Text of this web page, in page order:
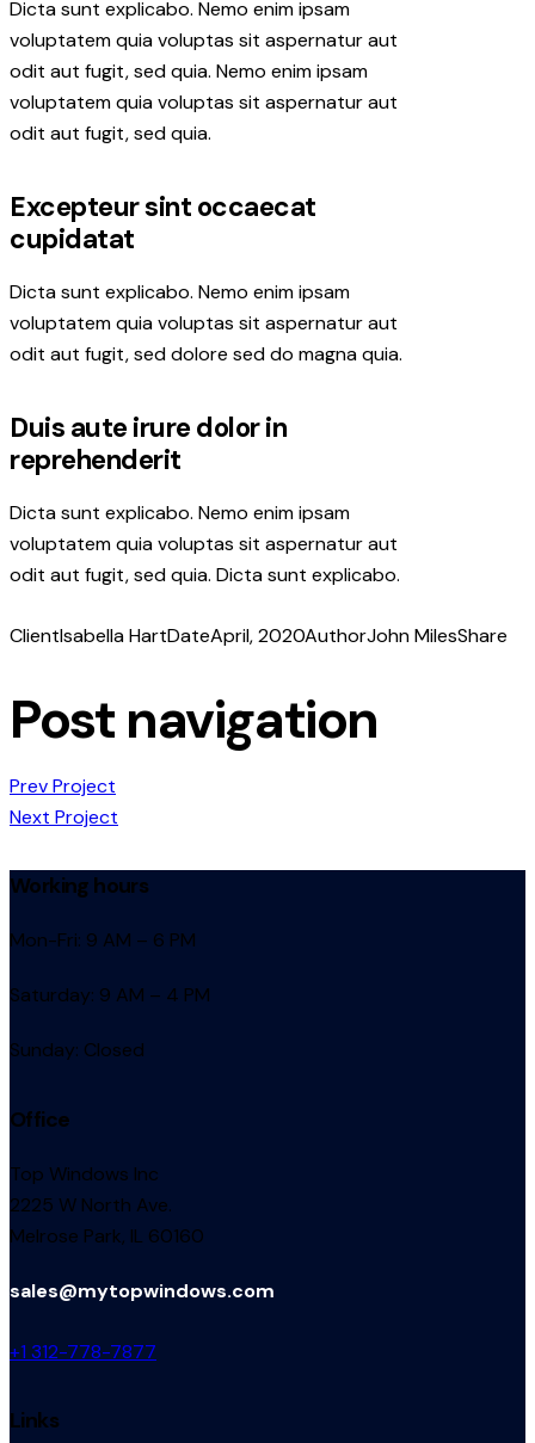
Dicta sunt explicabo. Nemo enim ipsam
voluptatem quia voluptas sit aspernatur aut
odit aut fugit, sed quia. Nemo enim ipsam
voluptatem quia voluptas sit aspernatur aut
odit aut fugit, sed quia.
Excepteur sint occaecat
cupidatat
Dicta sunt explicabo. Nemo enim ipsam
voluptatem quia voluptas sit aspernatur aut
odit aut fugit, sed dolore sed do magna quia.
Duis aute irure dolor in
reprehenderit
Dicta sunt explicabo. Nemo enim ipsam
voluptatem quia voluptas sit aspernatur aut
odit aut fugit, sed quia. Dicta sunt explicabo.
ClientIsabella HartDateApril, 2020AuthorJohn MilesShare
Post navigation
Prev Project
Next Project
Working hours
Mon-Fri: 9 AM – 6 PM
Saturday: 9 AM – 4 PM
Sunday: Closed
Office
Top Windows Inc
2225 W North Ave.
Melrose Park, IL 60160
sales@mytopwindows.com
+1 312-778-7877
Links